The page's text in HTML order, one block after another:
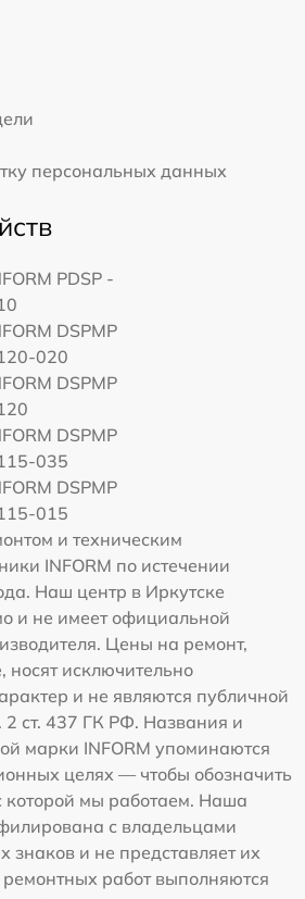
персональных данных
PDSP -
DSPMP
020
DSPMP
DSPMP
035
DSPMP
015
и техническим
INFORM по истечении
Наш центр в Иркутске
и не имеет официальной
Цены на ремонт,
носят исключительно
и не являются публичной
2 ст. 437 ГК РФ. Названия и
марки INFORM упоминаются
целях — чтобы обозначить
которой мы работаем. Наша
с владельцами
знаков и не представляет их
работ выполняются